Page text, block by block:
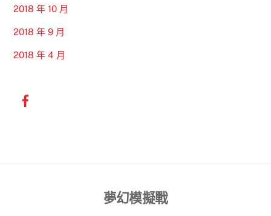
2018 年 10 月
2018 年 9 月
2018 年 4 月
Back
夢幻模擬戰